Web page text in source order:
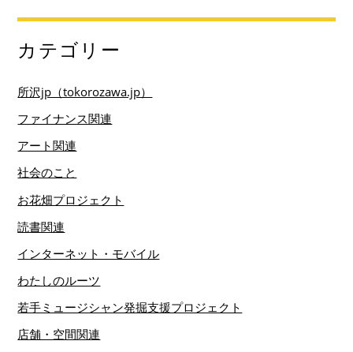
カテゴリー
所沢jp（tokorozawa.jp）
ファイナンス関連
アート関連
社会のこと
お花畑プロジェクト
読書関連
インターネット・モバイル
わたしのルーツ
若手ミュージシャン発掘支援プロジェクト
店舗・空間関連